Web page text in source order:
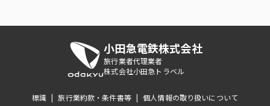
小田急電鉄株式会社
旅行業者代理業者
株式会社小田急トラベル
標識 | 旅行業約款・条件書等 | 個人情報の取り扱いについて